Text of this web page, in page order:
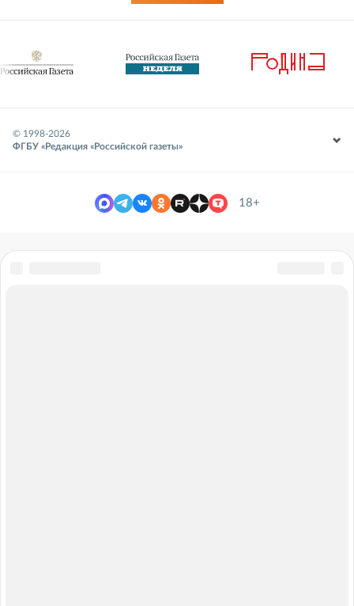
© 1998-2026
ФГБУ «Редакция «Российской газеты»
18+